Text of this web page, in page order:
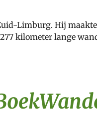
Limburg. Hij
kilometer lange